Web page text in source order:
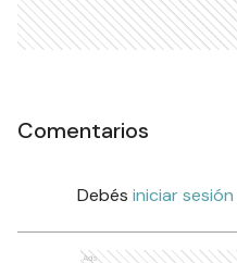
Comentarios
Debés iniciar sesión
Ads